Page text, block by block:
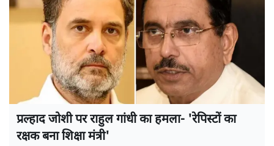
प्रल्हाद जोशी पर राहुल गांधी का हमला- 'रेपिस्टों का
रक्षक बना शिक्षा मंत्री'